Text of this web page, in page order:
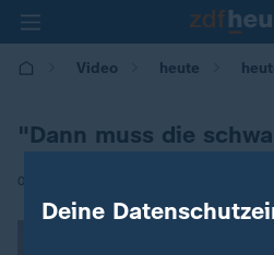
Video heute
"Dann muss die
06.12.2019 | 13:21
Deine